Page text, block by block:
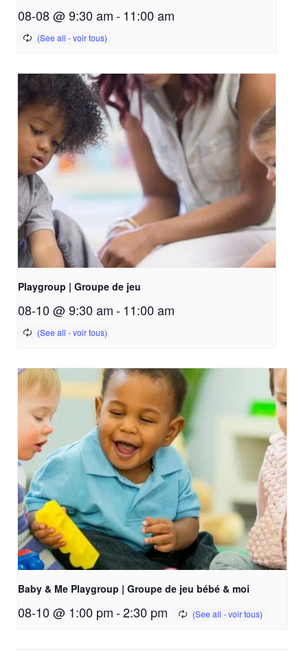
08-08 @ 9:30 am-11:00 am
Playgroup | Groupe de jeu
08-10 @ 9:30 am-11:00 am
Baby & Me Playgroup | Groupe de jeu bébé & moi
08-10 @ 1:00 pm-2:30 pm